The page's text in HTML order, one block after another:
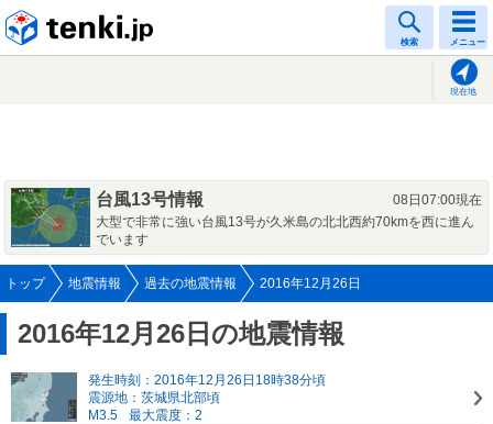
検索 メニュー
現在地
台風13号情報
08日07:00現在
大型で非常に強い台風13号が久米島の北北西約70kmを西に進ん
でいます
トップ 地震情報 過去の地震情報 2016年12月26日
2016年12月26日の地震情報
発生時刻：2016年12月26日18時38分頃
震源地：茨城県北部頃
M3.5
最大震度：2